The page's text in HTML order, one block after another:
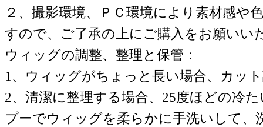
２、撮影環境、ＰＣ環境により素材感や
すので、ご了承の上にご購入をお願いい
ウィッグの調整、整理と保管：
1、ウィッグがちょっと長い場合、カッ
2、清潔に整理する場合、25度ほどの冷
プーでウィッグを柔らかに手洗いして、